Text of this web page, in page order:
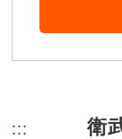
::: 頁尾網站資
衛